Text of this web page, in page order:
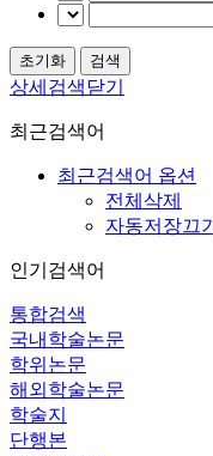
상세검색닫기
최근검색어
최근검색어 옵션
전체삭제
자동저장끄기
인기검색어
통합검색
국내학술논문
학위논문
해외학술논문
학술지
단행본